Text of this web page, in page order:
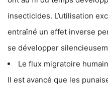
insecticides. L’utilisation
entraîné un effet inverse
se développer
Le flux migratoire
Il est avancé que les